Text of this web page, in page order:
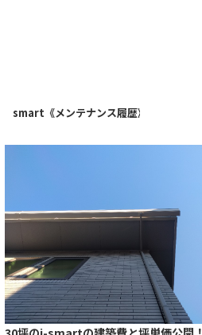
i-smart《メンテナンス履歴》